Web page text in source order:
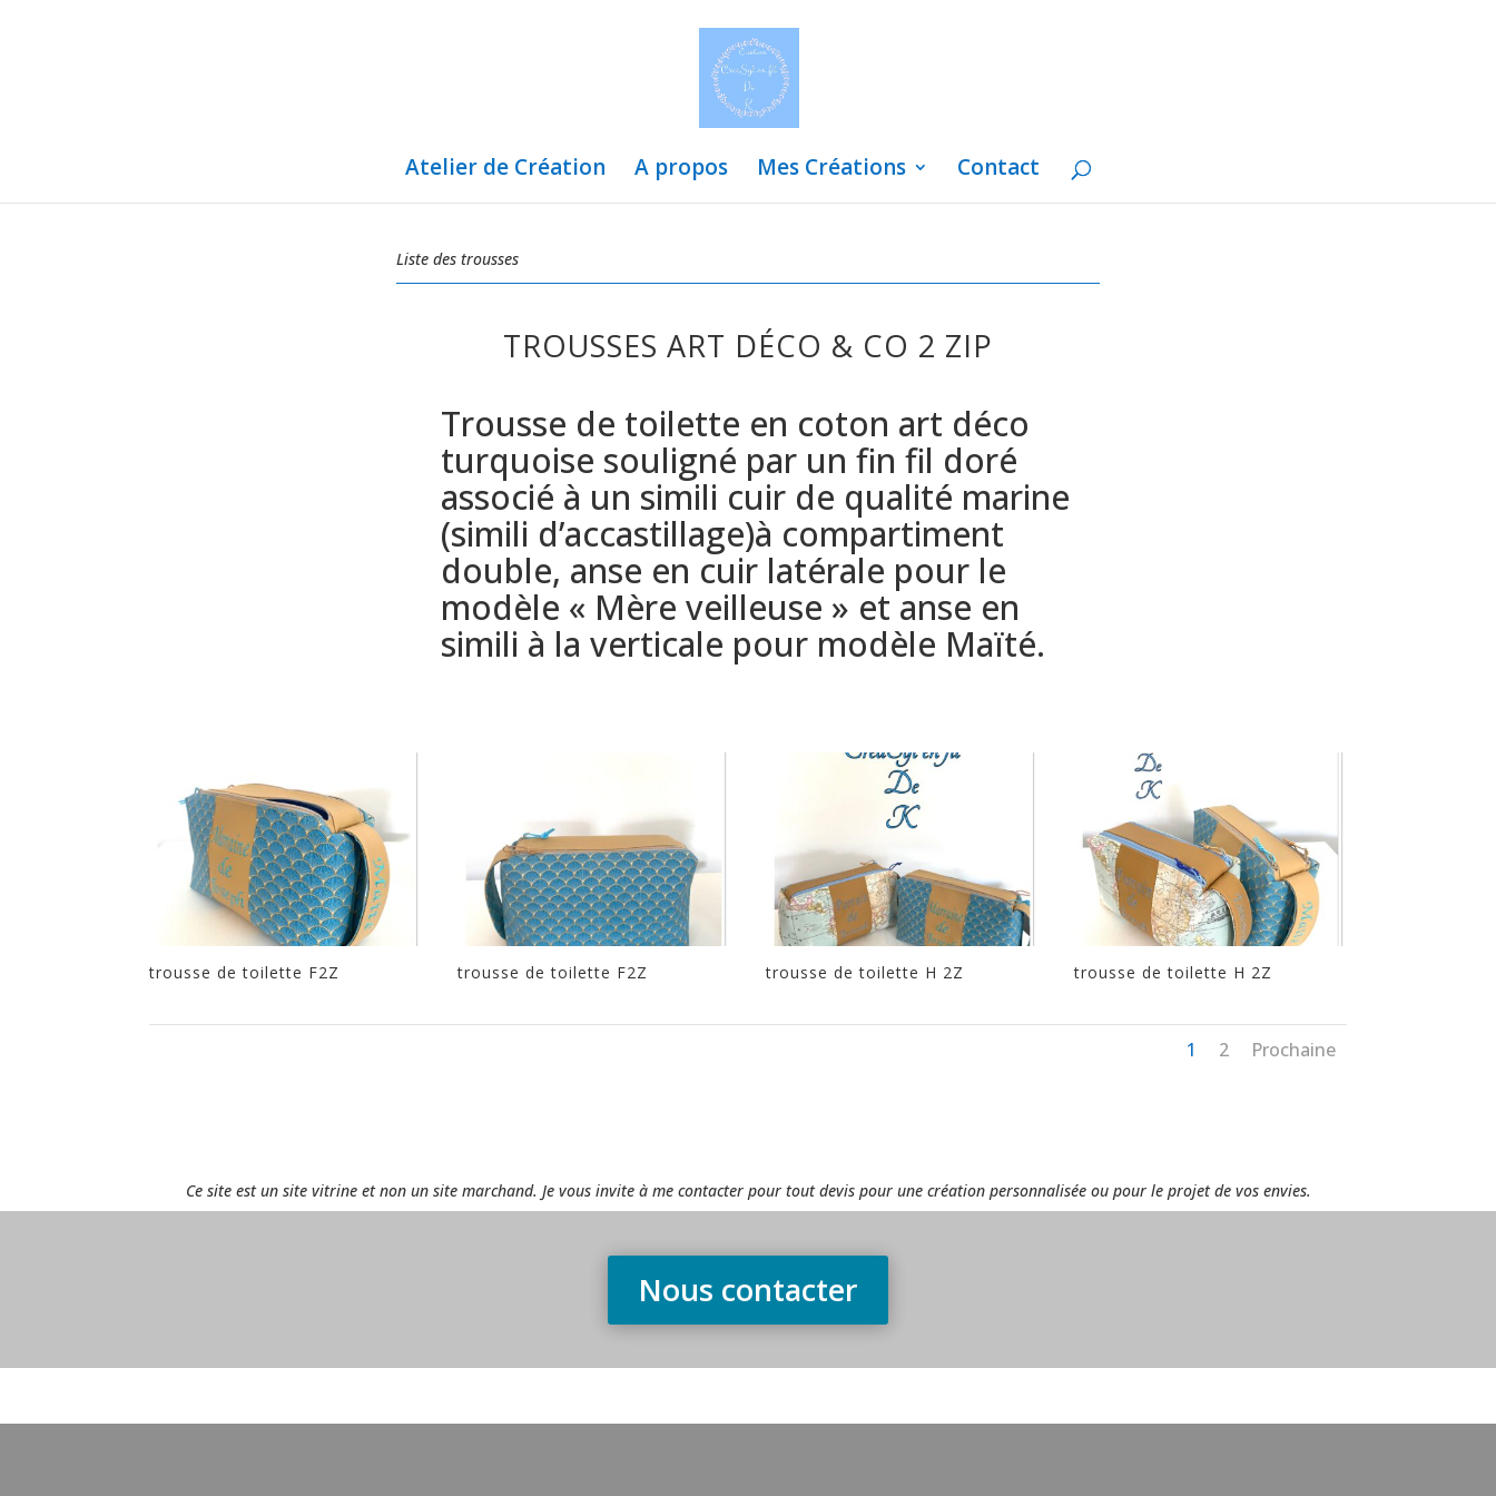
Atelier de Création A propos Mes Créations Contact
Liste des trousses
TROUSSES ART DÉCO & CO 2 ZIP
Trousse de toilette en coton art déco
turquoise souligné par un fin fil doré
associé à un simili cuir de qualité marine
(simili d’accastillage)à compartiment
double, anse en cuir latérale pour le
modèle « Mère veilleuse » et anse en
simili à la verticale pour modèle Maïté.
trousse de toilette F2Z trousse de toilette F2Z trousse de toilette H 2Z trousse de toilette H 2Z
1 2 Prochaine
Ce site est un site vitrine et non un site marchand. Je vous invite à me contacter pour tout devis pour une création personnalisée ou pour le projet de vos envies.
Nous contacter